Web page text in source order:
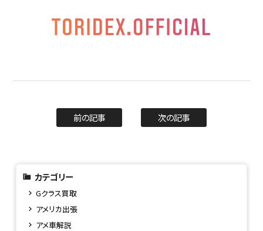
前の記事 次の記事
カテゴリー
Gクラス買取
アメリカ出張
アメ車解説